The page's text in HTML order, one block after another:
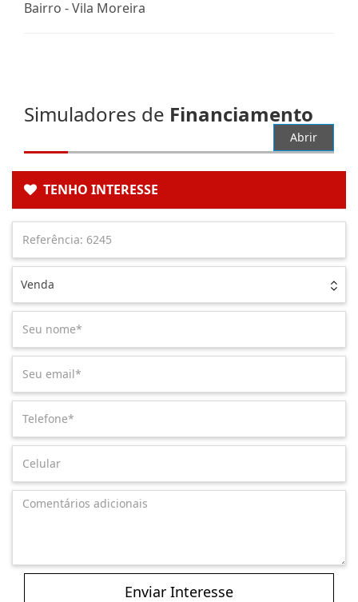
Bairro -Vila Moreira
Simuladores de Financiamento
Abrir
TENHO INTERESSE
Venda
Enviar Interesse